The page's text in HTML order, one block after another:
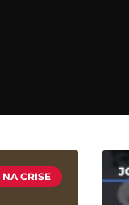
CRISE